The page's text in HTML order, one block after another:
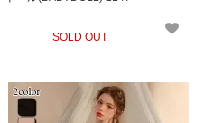
SOLD OUT